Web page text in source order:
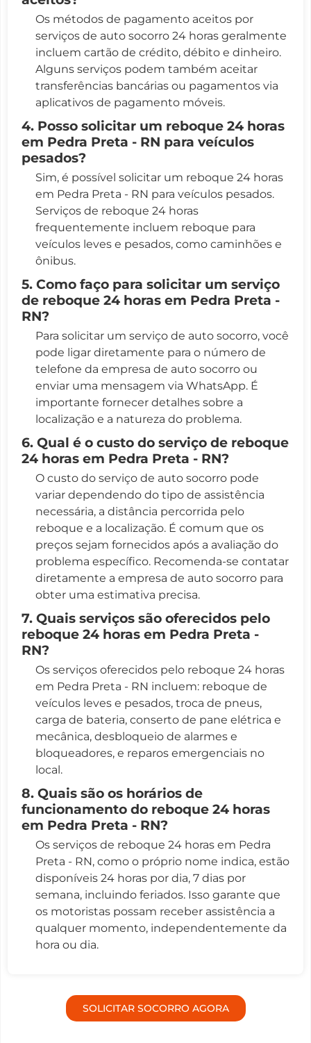
Os métodos de pagamento aceitos por
serviços de auto socorro 24 horas geralmente
incluem cartão de crédito, débito e dinheiro.
Alguns serviços podem também aceitar
transferências bancárias ou pagamentos via
aplicativos de pagamento móveis.
4. Posso solicitar um reboque 24 horas
em Pedra Preta - RN para veículos
pesados?
Sim, é possível solicitar um reboque 24 horas
em Pedra Preta - RN para veículos pesados.
Serviços de reboque 24 horas
frequentemente incluem reboque para
veículos leves e pesados, como caminhões e
ônibus.
5. Como faço para solicitar um serviço
de reboque 24 horas em Pedra Preta -
RN?
Para solicitar um serviço de auto socorro, você
pode ligar diretamente para o número de
telefone da empresa de auto socorro ou
enviar uma mensagem via WhatsApp. É
importante fornecer detalhes sobre a
localização e a natureza do problema.
6. Qual é o custo do serviço de reboque
24 horas em Pedra Preta - RN?
O custo do serviço de auto socorro pode
variar dependendo do tipo de assistência
necessária, a distância percorrida pelo
reboque e a localização. É comum que os
preços sejam fornecidos após a avaliação do
problema específico. Recomenda-se contatar
diretamente a empresa de auto socorro para
obter uma estimativa precisa.
7. Quais serviços são oferecidos pelo
reboque 24 horas em Pedra Preta -
RN?
Os serviços oferecidos pelo reboque 24 horas
em Pedra Preta - RN incluem: reboque de
veículos leves e pesados, troca de pneus,
carga de bateria, conserto de pane elétrica e
mecânica, desbloqueio de alarmes e
bloqueadores, e reparos emergenciais no
local.
8. Quais são os horários de
funcionamento do reboque 24 horas
em Pedra Preta - RN?
Os serviços de reboque 24 horas em Pedra
Preta - RN, como o próprio nome indica, estão
disponíveis 24 horas por dia, 7 dias por
semana, incluindo feriados. Isso garante que
os motoristas possam receber assistência a
qualquer momento, independentemente da
hora ou dia.
SOLICITAR SOCORRO AGORA